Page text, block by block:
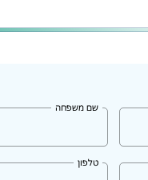
שם משפחה
טלפון